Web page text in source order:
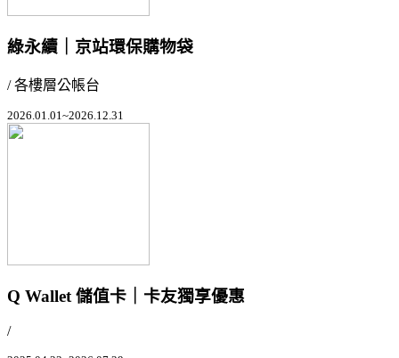
綠永續｜京站環保購物袋
/ 各樓層公帳台
2026.01.01~2026.12.31
Q Wallet 儲值卡｜卡友獨享優惠
/